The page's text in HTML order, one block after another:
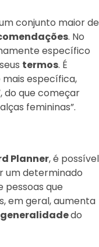
conjunto maior de
. No
específico
termos. É
específica,
do que começar
femininas”.
Planner, é possível
um determinado
pessoas que
em geral, aumenta
generalidadedo